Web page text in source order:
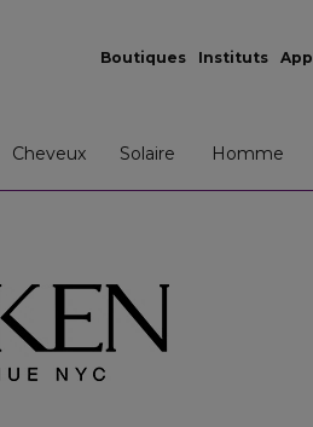
Boutiques Instituts App
Cheveux Solaire Homme